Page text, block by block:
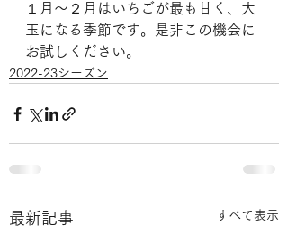
１月～２月はいちごが最も甘く、大
玉になる季節です。是非この機会に
お試しください。
2022-23シーズン
最新記事 すべて表示